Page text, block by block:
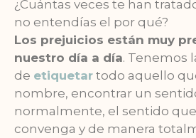
¿Cuántas veces te han
no entendías el por qué?
Los prejuicios están muy
nuestro día a día. Tenemos
de etiquetar todo aquello
nombre, encontrar un
normalmente, el sentido
convenga y de manera